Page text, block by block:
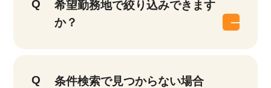
希望勤務地で絞り込みできます
か？
条件検索で見つからない場合